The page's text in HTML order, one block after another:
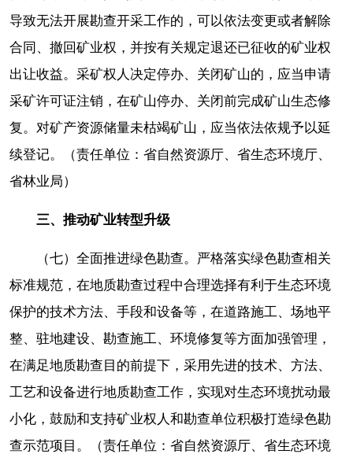
导致无法开展勘查开采工作的，可以依法变更或者解除
合同、撤回矿业权，并按有关规定退还已征收的矿业权
出让收益。采矿权人决定停办、关闭矿山的，应当申请
采矿许可证注销，在矿山停办、关闭前完成矿山生态修
复。对矿产资源储量未枯竭矿山，应当依法依规予以延
续登记。（责任单位：省自然资源厅、省生态环境厅、
省林业局）
三、推动矿业转型升级
（七）全面推进绿色勘查。严格落实绿色勘查相关
标准规范，在地质勘查过程中合理选择有利于生态环境
保护的技术方法、手段和设备等，在道路施工、场地平
整、驻地建设、勘查施工、环境修复等方面加强管理，
在满足地质勘查目的前提下，采用先进的技术、方法、
工艺和设备进行地质勘查工作，实现对生态环境扰动最
小化，鼓励和支持矿业权人和勘查单位积极打造绿色勘
查示范项目。（责任单位：省自然资源厅、省生态环境